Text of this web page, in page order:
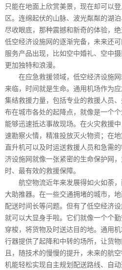
只能在地面上欣赏美景，现在却可以
区。连绵起伏的山脉、波光粼粼的湖
尽收眼底，那种震撼和新奇的体验，
低空经济设施网的逐渐完备，未来还
服务产品出现，比如空中婚礼、空中
更加独特和浪漫。
在应急救援领域，低空经济设施网
来临，时间就是生命。通用机场作为
集结救援力量，包括专业的救援人员
布在城市各处的起降点，就像是一个
能够迅速抵达事故现场。在火灾救援
速勘察火情，精准投放灭火物资；在
直升机可以及时运送救援人员和急需
济设施网就像一张紧密的生命保护网
时、最有效的救援保障。
航空物流近年来发展得如火如荼，
大助推器。在一些交通拥堵的城市，
配送时间长等问题。但有了低空经济
就可以大显身手啦。它们就像一个个
穿梭，将货物及时送达目的地。通用
行器提供了起降和中转的场所，让货
且，随技术的慢慢的提升，未来的航
机能轻松实现自主规划配送路线、自